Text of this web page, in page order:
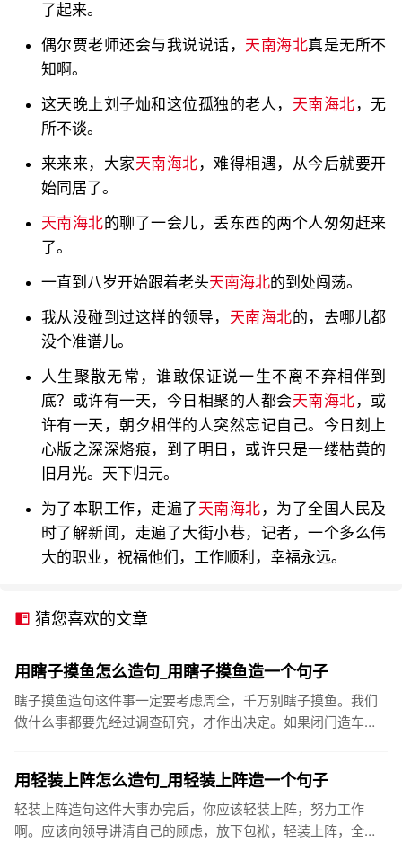
了起来。
偶尔贾老师还会与我说说话， 天南海北真是无所不
知啊。
这天晚上刘子灿和这位孤独的老人， 天南海北 ，无
所不谈。
来来来，大家天南海北 ，难得相遇，从今后就要开
始同居了。
天南海北的聊了一会儿，丢东西的两个人匆匆赶来
了。
一直到八岁开始跟着老头天南海北的到处闯荡。
我从没碰到过这样的领导， 天南海北的，去哪儿都
没个准谱儿。
人生聚散无常，谁敢保证说一生不离不弃相伴到
底？或许有一天，今日相聚的人都会天南海北 ，或
许有一天，朝夕相伴的人突然忘记自己。今日刻上
心版之深深烙痕，到了明日，或许只是一缕枯黄的
旧月光。天下归元。
为了本职工作，走遍了 天南海北 ，为了全国人民及
时了解新闻，走遍了大街小巷，记者，一个多么伟
大的职业，祝福他们，工作顺利，幸福永远。
猜您喜欢的文章
用瞎子摸鱼怎么造句_用瞎子摸鱼造一个句子
瞎子摸鱼造句这件事一定要考虑周全，千万别瞎子摸鱼。我们
做什么事都要先经过调查研究，才作出决定。如果闭门造车，
用轻装上阵怎么造句_用轻装上阵造一个句子
轻装上阵造句这件大事办完后，你应该轻装上阵，努力工作
啊。应该向领导讲清自己的顾虑，放下包袱，轻装上阵，全身